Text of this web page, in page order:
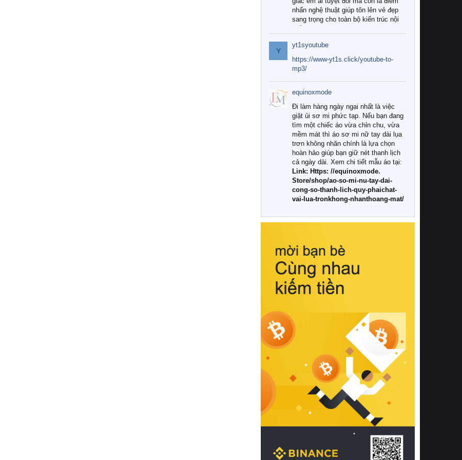
nhấn nghệ thuật giúp tôn lên vẻ đẹp
sang trọng cho toàn bộ kiến trúc nội
Tuy nhiên, giữa thị trường đa dạng
với vô vàn thương hiệu và mẫu mã
như hiện nay, làm thế nào để chọn
được những bộ chăn ga gối đệm cao
cấp thực sự chất lượng, phù hợp với
khí hậu và nhu cầu sử dụng của gia
đình? Hãy cùng chúng tôi đi tìm lời
giải đáp chi tiết qua bài viết dưới đây.
1. Tại sao các gia đình hiện đại lại ưa
chuộng chăn ga gối đệm cao cấp?
Khác với các dòng sản phẩm thông
thường, những bộ chăn ga gối đệm
cao cấp trải qua quy trình sản xuất
nghiêm ngặt từ khâu chọn lọc nguyên
liệu tự nhiên đến công nghệ dệt
nhuộm hiện đại không chứa hóa chất
này, bạn sẽ cảm nhận rõ rệt sự khác
hồi chuẩn xác của phần đệm nâng đỡ
cột sống.
Bên cạnh đó, việc lựa chọn các dòng
sản phẩm đạt chuẩn chất lượng quốc
tế còn giúp ngăn ngừa tình trạng kích
khuẩn và nấm mốc trong điều kiện
thời tiết nóng ẩm. Bạn có thể tìm hiểu
thêm các nghiên cứu khoa học về tác
động của giấc ngủ và môi trường
phòng ngủ đối với sức khỏe con
người tại Sleep Foundation (External
Link) để có cái nhìn toàn diện hơn.
2. Các tiêu chí vàng khi lựa chọn
chăn ga gối đệm cao cấp cho phòng
ngủ
Để sở hữu một bộ chăn ga gối đệm
cao cấp hoàn hảo cả về thẩm mỹ lẫn
công năng, người tiêu dùng cần cân
nhắc kỹ lưỡng các tiêu chí quan trọng
Y
yt1syoutube
https://www-yt1s.click/youtube-to-
mp3/
equinoxmode
Đi làm hàng ngày ngại nhất là việc
giặt ủi sơ mi phức tạp. Nếu bạn đang
tìm một chiếc áo vừa chỉn chu, vừa
mềm mát thì áo sơ mi nữ tay dài lụa
trơn không nhăn chính là lựa chọn
hoàn hảo giúp bạn giữ nét thanh lịch
cả ngày dài. Xem chi tiết mẫu áo tại:
Link: Https: //equinoxmode.
Store/shop/ao-so-mi-nu-tay-dai-
cong-so-thanh-lich-quy-phaichat-
vai-lua-tronkhong-nhanthoang-mat/